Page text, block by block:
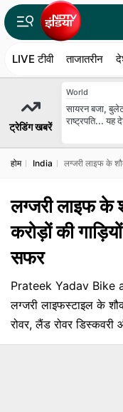
LIVE टीवी ताजातरीन
ट्रेडिंग खबरें
World
सायरन बजा,
राष्ट्रपति... यह
होम India लग्जरी लाइफ के
लग्जरी लाइफ के
करोड़ों की
सफर
Prateek Yadav Bike
लग्जरी लाइफस्टाइल के
रोवर, लैंड रोवर डिस्कवरी